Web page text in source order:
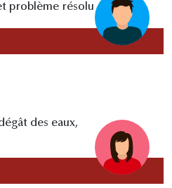
problème résolu
des eaux,